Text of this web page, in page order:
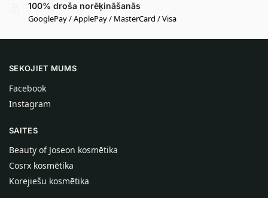
100% droša norēķināšanās
GooglePay / ApplePay / MasterCard / Visa
SEKOJIET MUMS
Facebook
Instagram
SAITES
Beauty of Joseon kosmētika
Cosrx kosmētika
Korejiešu kosmētika